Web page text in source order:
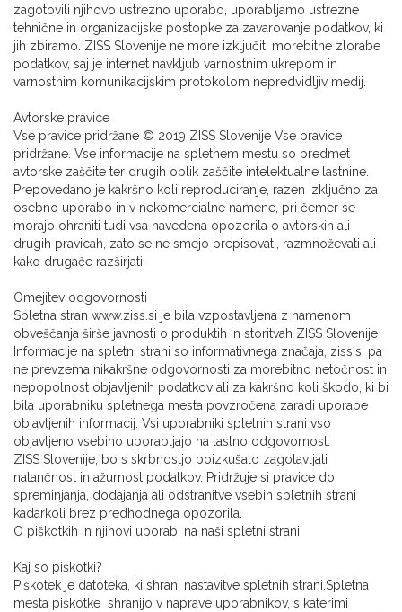
zagotovili njihovo ustrezno uporabo, uporabljamo ustrezne
tehnične in organizacijske postopke za zavarovanje podatkov, ki
jih zbiramo. ZISS Slovenije ne more izključiti morebitne zlorabe
podatkov, saj je internet navkljub varnostnim ukrepom in
varnostnim komunikacijskim protokolom nepredvidljiv medij.
Avtorske pravice
Vse pravice pridržane © 2019 ZISS Slovenije Vse pravice
pridržane. Vse informacije na spletnem mestu so predmet
avtorske zaščite ter drugih oblik zaščite intelektualne lastnine.
Prepovedano je kakršno koli reproduciranje, razen izključno za
osebno uporabo in v nekomercialne namene, pri čemer se
morajo ohraniti tudi vsa navedena opozorila o avtorskih ali
drugih pravicah, zato se ne smejo prepisovati, razmnoževati ali
kako drugače razširjati.
Omejitev odgovornosti
Spletna stran www.ziss.si je bila vzpostavljena z namenom
obveščanja širše javnosti o produktih in storitvah ZISS Slovenije
Informacije na spletni strani so informativnega značaja, ziss.si pa
ne prevzema nikakršne odgovornosti za morebitno netočnost in
nepopolnost objavljenih podatkov ali za kakršno koli škodo, ki bi
bila uporabniku spletnega mesta povzročena zaradi uporabe
objavljenih informacij. Vsi uporabniki spletnih strani vso
objavljeno vsebino uporabljajo na lastno odgovornost.
ZISS Slovenije, bo s skrbnostjo poizkušalo zagotavljati
natančnost in ažurnost podatkov. Pridržuje si pravice do
spreminjanja, dodajanja ali odstranitve vsebin spletnih strani
kadarkoli brez predhodnega opozorila.
O piškotkih in njihovi uporabi na naši spletni strani
Kaj so piškotki?
Piškotek je datoteka, ki shrani nastavitve spletnih strani.Spletna
mesta piškotke shranijo v naprave uporabnikov, s katerimi